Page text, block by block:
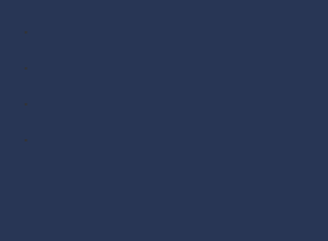
.
.
.
.